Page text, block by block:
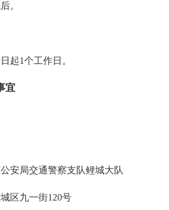
。
1个工作日。
宜
局交通警察支队鲤城大队
九一街120号